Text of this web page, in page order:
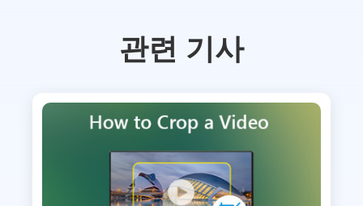
관련 기사